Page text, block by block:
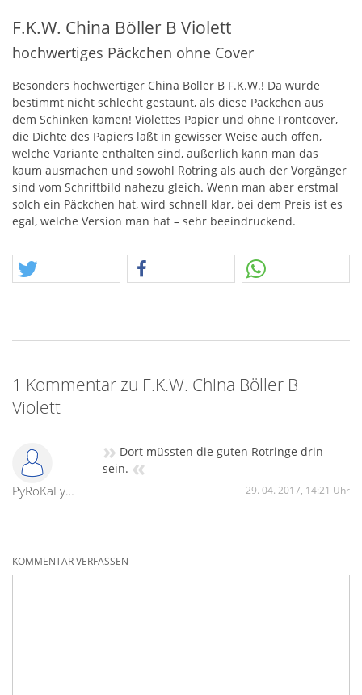
F.K.W. China Böller B Violett
hochwertiges Päckchen ohne Cover
Besonders hochwertiger China Böller B F.K.W.! Da wurde
bestimmt nicht schlecht gestaunt, als diese Päckchen aus
dem Schinken kamen! Violettes Papier und ohne Frontcover,
die Dichte des Papiers läßt in gewisser Weise auch offen,
welche Variante enthalten sind, äußerlich kann man das
kaum ausmachen und sowohl Rotring als auch der Vorgänger
sind vom Schriftbild nahezu gleich. Wenn man aber erstmal
solch ein Päckchen hat, wird schnell klar, bei dem Preis ist es
egal, welche Version man hat – sehr beeindruckend.
1 Kommentar zu F.K.W. China Böller B
Violett
PyRoKaLyPsE
» Dort müssten die guten Rotringe drin
sein. «
29. 04. 2017, 14:21 Uhr
KOMMENTAR VERFASSEN